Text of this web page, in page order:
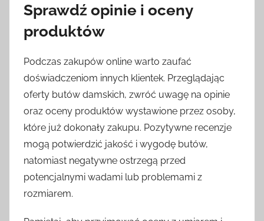
Sprawdź opinie i oceny
produktów
Podczas zakupów online warto zaufać
doświadczeniom innych klientek. Przeglądając
oferty butów damskich, zwróć uwagę na opinie
oraz oceny produktów wystawione przez osoby,
które już dokonały zakupu. Pozytywne recenzje
mogą potwierdzić jakość i wygodę butów,
natomiast negatywne ostrzegą przed
potencjalnymi wadami lub problemami z
rozmiarem.